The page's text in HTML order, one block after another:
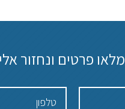
מלאו פרטים ונחזור